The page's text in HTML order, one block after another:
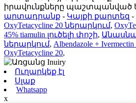
իրավունքները պաշտպանված
արտադրանք - Կայքի քարտեզ -
OxyTetacycline 20 ներարկում,
45% tiamulin լուծելի փոշի,
ներարկում, Albendazole +
OxyTetacycline 20,
Ուղարկեք էլ
Սլաք
Whatsapp
x